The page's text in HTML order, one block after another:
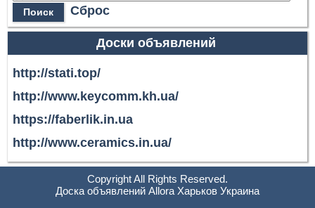
Поиск Сброс
Доски объявлений
http://stati.top/
http://www.keycomm.kh.ua/
https://faberlik.in.ua
http://www.ceramics.in.ua/
Copyright All Rights Reserved.
Доска объявлений Allora Харьков Украина